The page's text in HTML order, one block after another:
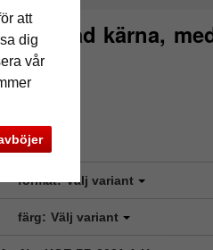
att
dig
vår
färgad kärna,
format: Välj variant
färg: Välj variant